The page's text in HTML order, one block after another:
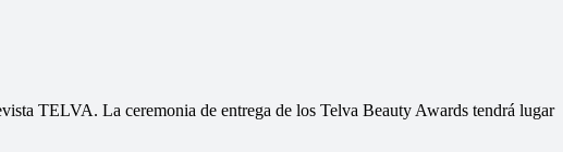
TELVA. La ceremonia de entrega de los Telva Beauty Awards tendrá lugar